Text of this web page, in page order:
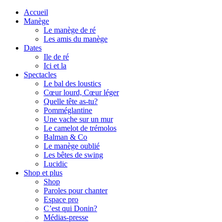
Accueil
Manège
Le manège de ré
Les amis du manège
Dates
Ile de ré
Ici et la
Spectacles
Le bal des loustics
Cœur lourd, Cœur léger
Quelle tête as-tu?
Pomméglantine
Une vache sur un mur
Le camelot de trémolos
Balman & Co
Le manège oublié
Les bêtes de swing
Lucidic
Shop et plus
Shop
Paroles pour chanter
Espace pro
C’est qui Donin?
Médias-presse